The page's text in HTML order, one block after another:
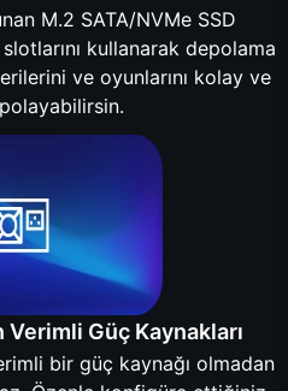
M.2 SATA/NVMe SSD
kullanarak depolama
ve oyunlarını kolay ve
Güç Kaynakları
bir güç kaynağı olmadan